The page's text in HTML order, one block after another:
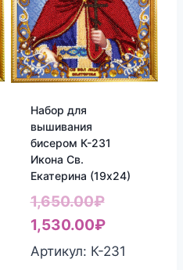
Набор для
вышивания
бисером К-231
Икона Св.
Екатерина (19х24)
1,650.00₽
цена
1,530.00₽Текущая
цена:
Артикул: К-231